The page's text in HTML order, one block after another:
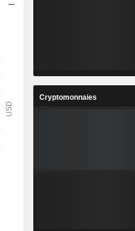
Cryptomonnaies